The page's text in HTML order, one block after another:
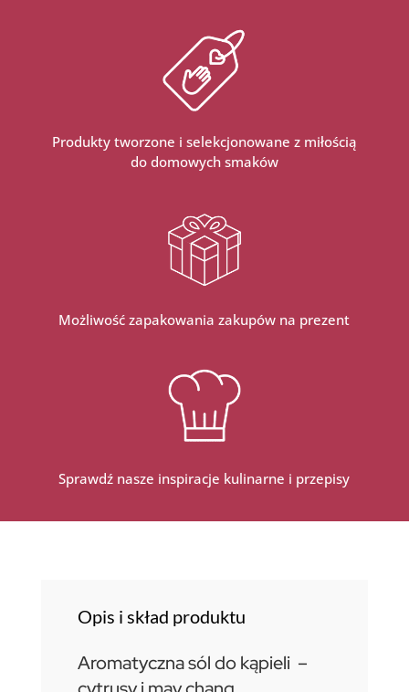
Produkty tworzone i selekcjonowane z miłością
do domowych smaków
Możliwość zapakowania zakupów na prezent
Sprawdź nasze inspiracje kulinarne i przepisy
Opis i skład produktu
Aromatyczna sól do kąpieli –